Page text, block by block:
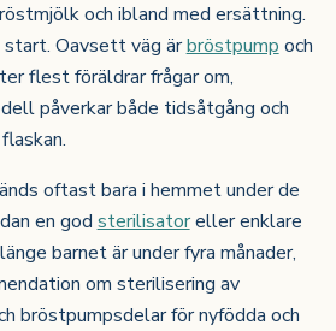
och ibland med ersättning.
start. Oavsett väg ärbröstpump och
flest föräldrar frågar om,
påverkar både tidsåtgång och
oftast bara i hemmet under de
en god sterilisatoreller enklare
barnet är under fyra månader,
om sterilisering av
bröstpumpsdelar för nyfödda och